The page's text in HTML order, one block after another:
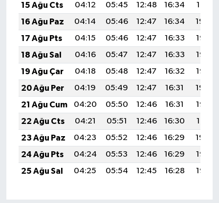
15 Ağu Cts
04:12 05:45 12:48 16:34
19:41
16 Ağu Paz
04:14 05:46 12:47 16:34
19:39
17 Ağu Pts
04:15 05:46 12:47 16:33
19:38
18 Ağu Sal
04:16 05:47 12:47 16:33
19:37
19 Ağu Çar
04:18 05:48 12:47 16:32
19:35
20 Ağu Per
04:19 05:49 12:47 16:31
19:34
21 Ağu Cum
04:20 05:50 12:46 16:31
19:33
22 Ağu Cts
04:21 05:51 12:46 16:30
19:31
23 Ağu Paz
04:23 05:52 12:46 16:29
19:30
24 Ağu Pts
04:24 05:53 12:46 16:29
19:28
25 Ağu Sal
04:25 05:54 12:45 16:28 19:27